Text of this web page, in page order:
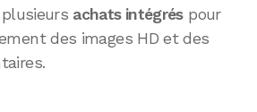
achats intégréspour
des images HD et des